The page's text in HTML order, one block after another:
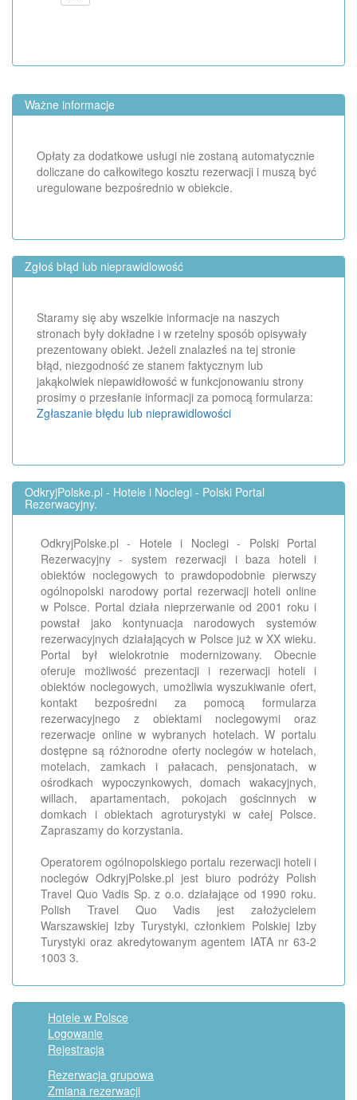
Ważne informacje
Opłaty za dodatkowe usługi nie zostaną automatycznie
doliczane do całkowitego kosztu rezerwacji i muszą być
uregulowane bezpośrednio w obiekcie.
Zgłoś błąd lub nieprawidlowość
Staramy się aby wszelkie informacje na naszych
stronach były dokładne i w rzetelny sposób opisywały
prezentowany obiekt. Jeżeli znalazłeś na tej stronie
błąd, niezgodność ze stanem faktycznym lub
jakąkolwiek niepawidłowość w funkcjonowaniu strony
prosimy o przesłanie informacji za pomocą formularza:
Zgłaszanie błędu lub nieprawidlowości
OdkryjPolske.pl - Hotele i Noclegi - Polski Portal
Rezerwacyjny.
OdkryjPolske.pl - Hotele i Noclegi - Polski Portal
Rezerwacyjny - system rezerwacji i baza hoteli i
obiektów noclegowych to prawdopodobnie pierwszy
ogólnopolski narodowy portal rezerwacji hoteli online
w Polsce. Portal działa nieprzerwanie od 2001 roku i
powstał jako kontynuacja narodowych systemów
rezerwacyjnych działających w Polsce już w XX wieku.
Portal był wielokrotnie modernizowany. Obecnie
oferuje możliwość prezentacji i rezerwacji hoteli i
obiektów noclegowych, umożliwia wyszukiwanie ofert,
kontakt bezpośredni za pomocą formularza
rezerwacyjnego z obiektami noclegowymi oraz
rezerwacje online w wybranych hotelach. W portalu
dostępne są różnorodne oferty noclegów w hotelach,
motelach, zamkach i pałacach, pensjonatach, w
ośrodkach wypoczynkowych, domach wakacyjnych,
willach, apartamentach, pokojach gościnnych w
domkach i obiektach agroturystyki w całej Polsce.
Zapraszamy do korzystania.
Operatorem ogólnopolskiego portalu rezerwacji hoteli i
noclegów OdkryjPolske.pl jest biuro podróży Polish
Travel Quo Vadis Sp. z o.o. działające od 1990 roku.
Polish Travel Quo Vadis jest założycielem
Warszawskiej Izby Turystyki, członkiem Polskiej Izby
Turystyki oraz akredytowanym agentem IATA nr 63-2
1003 3.
Hotele w Polsce
Logowanie
Rejestracja
Rezerwacja grupowa
Zmiana rezerwacji